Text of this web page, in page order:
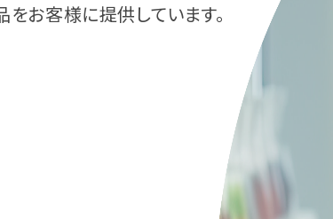
お客様に提供しています。